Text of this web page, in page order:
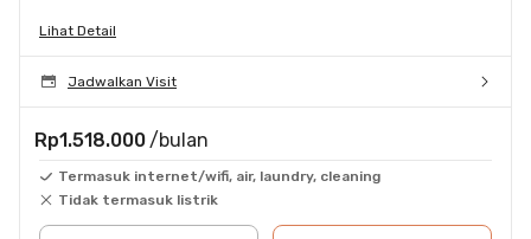
Lihat Detail
Jadwalkan Visit
Rp1.518.000 /bulan
Termasuk internet/wifi, air, laundry, cleaning
Tidak termasuk listrik